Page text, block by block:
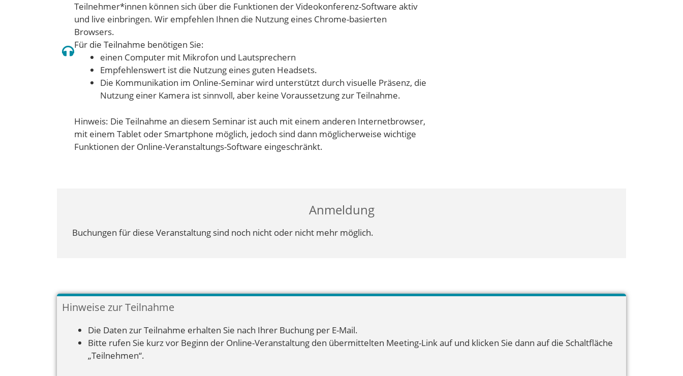
Teilnehmer*innen können sich über die Funktionen der Videokonferenz-Software aktiv
und live einbringen. Wir empfehlen Ihnen die Nutzung eines Chrome-basierten
Browsers.
Für die Teilnahme benötigen Sie:
einen Computer mit Mikrofon und Lautsprechern
Empfehlenswert ist die Nutzung eines guten Headsets.
Die Kommunikation im Online-Seminar wird unterstützt durch visuelle Präsenz, die
Nutzung einer Kamera ist sinnvoll, aber keine Voraussetzung zur Teilnahme.
Hinweis: Die Teilnahme an diesem Seminar ist auch mit einem anderen Internetbrowser,
mit einem Tablet oder Smartphone möglich, jedoch sind dann möglicherweise wichtige
Funktionen der Online-Veranstaltungs-Software eingeschränkt.
Anmeldung
Buchungen für diese Veranstaltung sind noch nicht oder nicht mehr möglich.
Hinweise zur Teilnahme
Die Daten zur Teilnahme erhalten Sie nach Ihrer Buchung per E-Mail.
Bitte rufen Sie kurz vor Beginn der Online-Veranstaltung den übermittelten Meeting-Link auf und klicken Sie dann auf die Schaltfläche
„Teilnehmen“.